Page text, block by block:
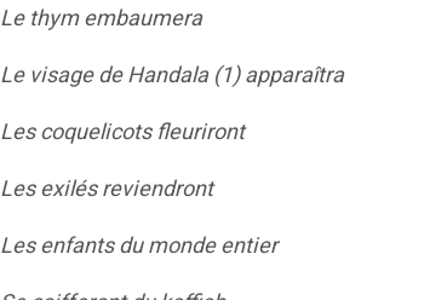
Le thym embaumera
Le visage de Handala (1) apparaîtra
Les coquelicots fleuriront
Les exilés reviendront
Les enfants du monde entier